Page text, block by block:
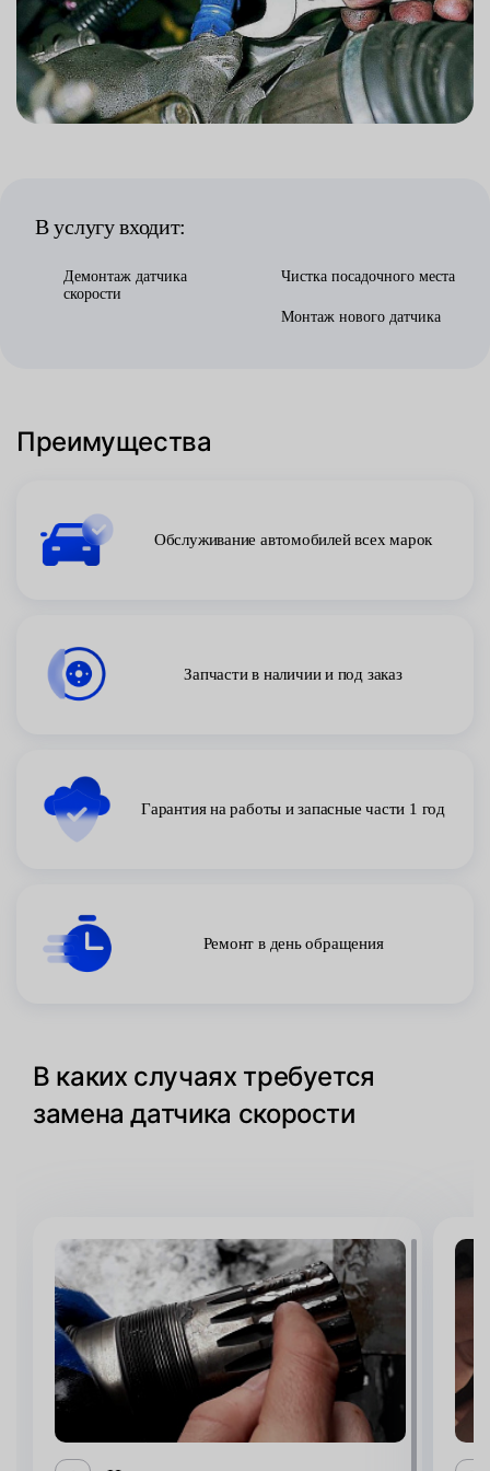
В услугу входит:
Демонтаж датчика
скорости
Чистка посадочного места
Монтаж нового датчика
Преимущества
Обслуживание автомобилей всех марок
Запчасти в наличии и под заказ
Гарантия на работы и запасные части 1 год
Ремонт в день обращения
В каких случаях требуется
замена датчика скорости